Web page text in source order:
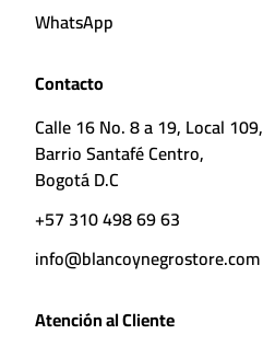
WhatsApp
Contacto
Calle 16 No. 8 a 19, Local 109,
Barrio Santafé Centro,
Bogotá D.C
+57 310 498 69 63
info@blancoynegrostore.com
Atención al Cliente